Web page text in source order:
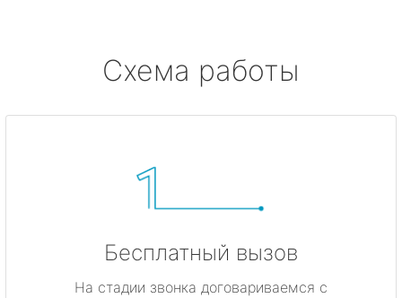
Схема работы
Бесплатный вызов
На стадии звонка договариваемся с